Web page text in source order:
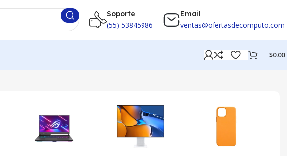
Soporte
(55) 53845986
Email
ventas@ofertasdecomputo.com
$0.00